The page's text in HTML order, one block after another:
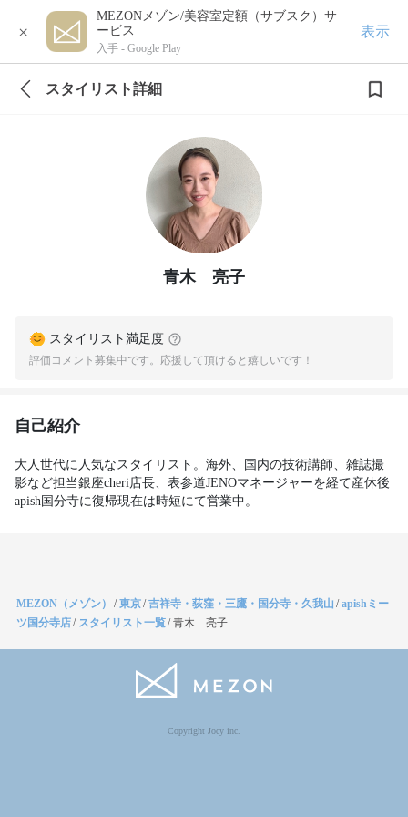
×
MEZONメゾン/美容室定額（サブスク）サ
ービス
入手 - Google Play
表示
スタイリスト詳細
青木 亮子
スタイリスト満足度
評価コメント募集中です。応援して頂けると嬉しいです！
自己紹介
大人世代に人気なスタイリスト。海外、国内の技術講師、雑誌撮
影など担当銀座cheri店長、表参道JENOマネージャーを経て産休後
apish国分寺に復帰現在は時短にて営業中。
MEZON（メゾン） /東京/吉祥寺・荻窪・三鷹・国分寺・久我山 /apishミー
ツ国分寺店/ スタイリスト一覧/青木 亮子
Copyright Jocy inc.